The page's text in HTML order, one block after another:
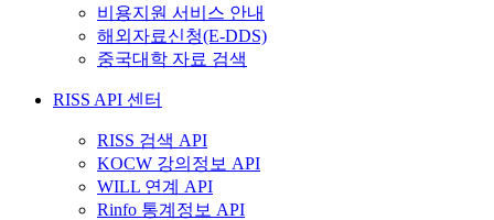
비용지원 서비스 안내
해외자료신청(E-DDS)
중국대학 자료 검색
RISS API 센터
RISS 검색 API
KOCW 강의정보 API
WILL 연계 API
Rinfo 통계정보 API